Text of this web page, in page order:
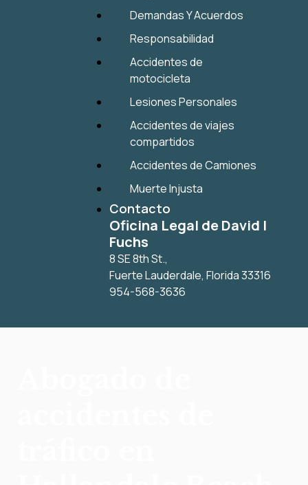
Demandas Y Acuerdos
Responsabilidad
Accidentes de
motocicleta
Lesiones Personales
Accidentes de viajes
compartidos
Accidentes de Camiones
Muerte Injusta
Contacto
Oficina Legal de David I
Fuchs
8 SE 8th St.,
Fuerte Lauderdale, Florida33316
954-568-3636